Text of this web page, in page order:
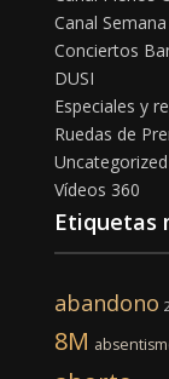
Canal
Conciertos
DUSI
Especiales y
Ruedas de
Uncategorized
Vídeos 360
Etiquetas
abandono
8M